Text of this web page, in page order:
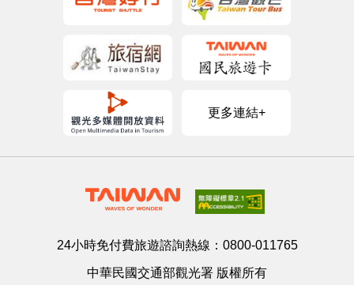
更多連結+
24小時免付費旅遊諮詢熱線： 0800-011765
中華民國交通部觀光署 版權所有